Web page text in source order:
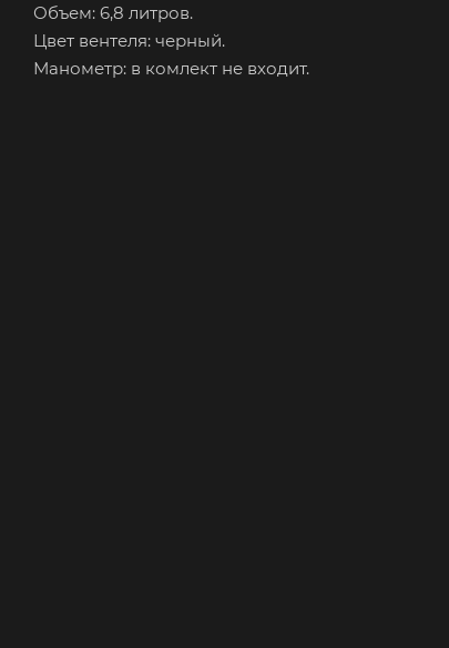
Объем: 6,8 литров.
Цвет вентеля: черный.
Манометр: в комлект не входит.